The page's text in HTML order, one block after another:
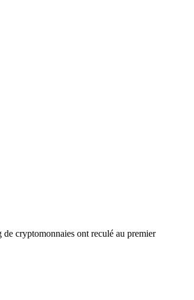
cryptomonnaies ont reculé au premier